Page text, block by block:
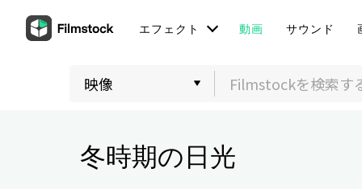
エフェクト 動画 サウンド
冬時期の日光